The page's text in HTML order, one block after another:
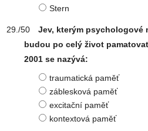
Stern
Jev, kterým psychologové
budou po celý život
2001 se nazývá:
traumatická paměť
záblesková paměť
excitační paměť
kontextová paměť